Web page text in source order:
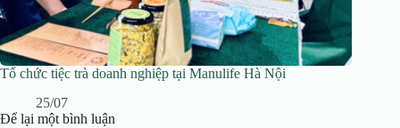
Tổ chức tiệc trà doanh nghiệp tại Manulife Hà Nội
25/07
Để lại một bình luận